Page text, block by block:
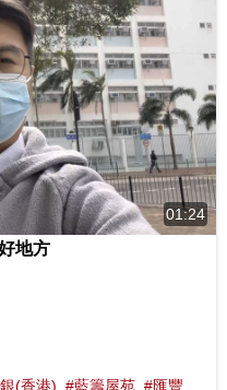
01:24
地方
(香港) #藍籌屋苑 #匯豐